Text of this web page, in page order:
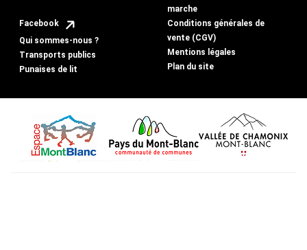
marche
Facebook
Qui sommes-nous ?
Transports publics
Punaises de lit
Conditions générales de
vente (CGV)
Mentions légales
Plan du site